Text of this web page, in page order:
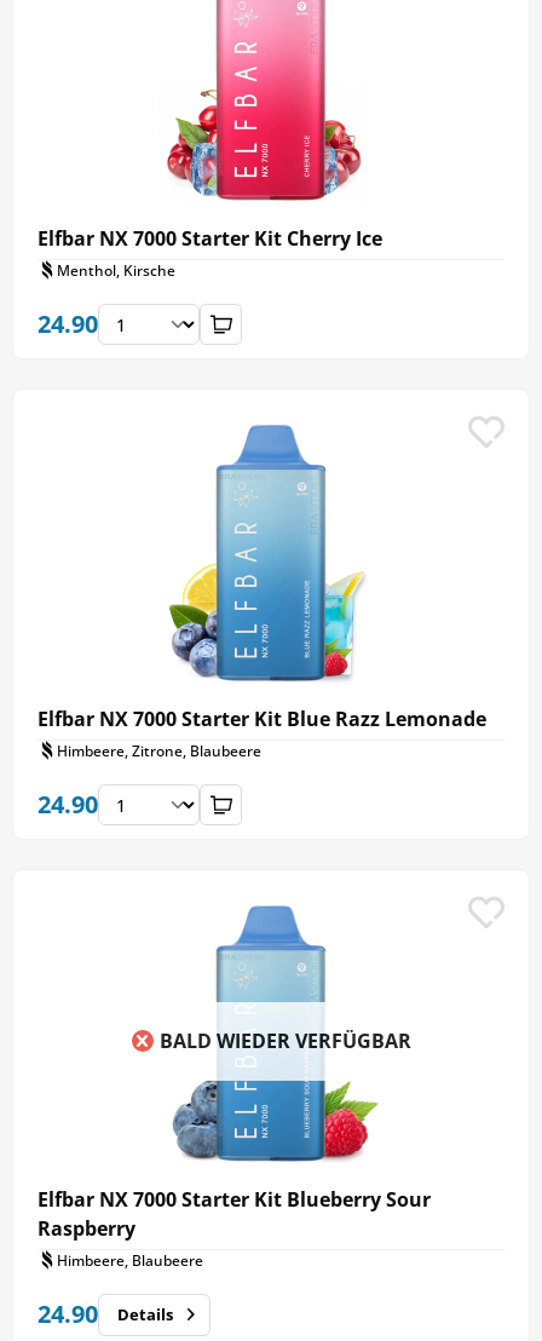
Elfbar NX 7000 Starter Kit Cherry Ice
Menthol, Kirsche
24.90
Elfbar NX 7000 Starter Kit Blue Razz Lemonade
Himbeere, Zitrone, Blaubeere
24.90
BALD WIEDER VERFÜGBAR
Elfbar NX 7000 Starter Kit Blueberry Sour
Raspberry
Himbeere, Blaubeere
24.90 Details